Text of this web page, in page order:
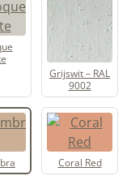
Grijswit – RAL
9002
Coral Red